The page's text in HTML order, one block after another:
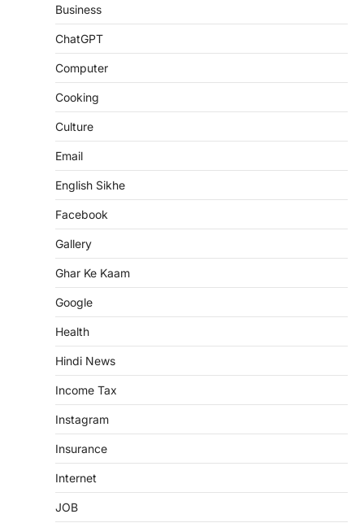
Business
ChatGPT
Computer
Cooking
Culture
Email
English Sikhe
Facebook
Gallery
Ghar Ke Kaam
Google
Health
Hindi News
Income Tax
Instagram
Insurance
Internet
JOB